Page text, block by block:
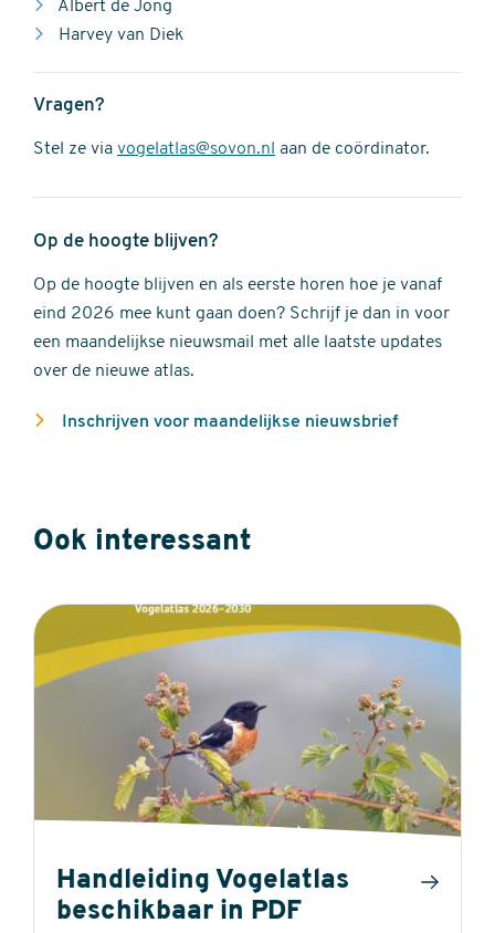
Albert de Jong
Harvey van Diek
Vragen?
Stel ze via vogelatlas@sovon.nl aan de coördinator.
Op de hoogte blijven?
Op de hoogte blijven en als eerste horen hoe je vanaf
eind 2026 mee kunt gaan doen? Schrijf je dan in voor
een maandelijkse nieuwsmail met alle laatste updates
over de nieuwe atlas.
Inschrijven voor maandelijkse nieuwsbrief
Ook interessant
Handleiding Vogelatlas
beschikbaar in PDF